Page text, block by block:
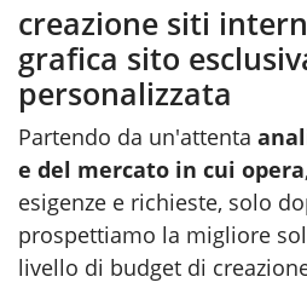
creazione siti
grafica sito
personalizzata
Partendo da un'attenta
e del mercato in cui opera
esigenze e richieste, solo
prospettiamo la migliore
livello di budget di